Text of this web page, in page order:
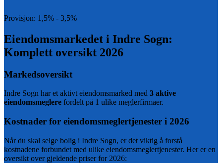
Provisjon: 1,5% - 3,5%
Eiendomsmarkedet i Indre Sogn:
Komplett oversikt 2026
Markedsoversikt
Indre Sogn har et aktivt eiendomsmarked med 3 aktive
eiendomsmeglere fordelt på 1 ulike meglerfirmaer.
Kostnader for eiendomsmeglertjenester i 2026
Når du skal selge bolig i Indre Sogn, er det viktig å forstå
kostnadene forbundet med ulike eiendomsmeglertjenester. Her er en
oversikt over gjeldende priser for 2026: